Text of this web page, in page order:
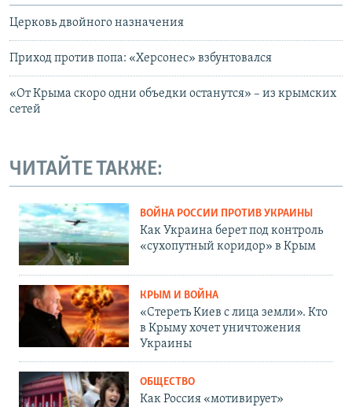
Церковь двойного назначения
Приход против попа: «Херсонес» взбунтовался
«От Крыма скоро одни объедки останутся» – из крымских
сетей
ЧИТАЙТЕ ТАКЖЕ:
ВОЙНА РОССИИ ПРОТИВ УКРАИНЫ
Как Украина берет под контроль
«сухопутный коридор» в Крым
КРЫМ И ВОЙНА
«Стереть Киев с лица земли». Кто
в Крыму хочет уничтожения
Украины
ОБЩЕСТВО
Как Россия «мотивирует»